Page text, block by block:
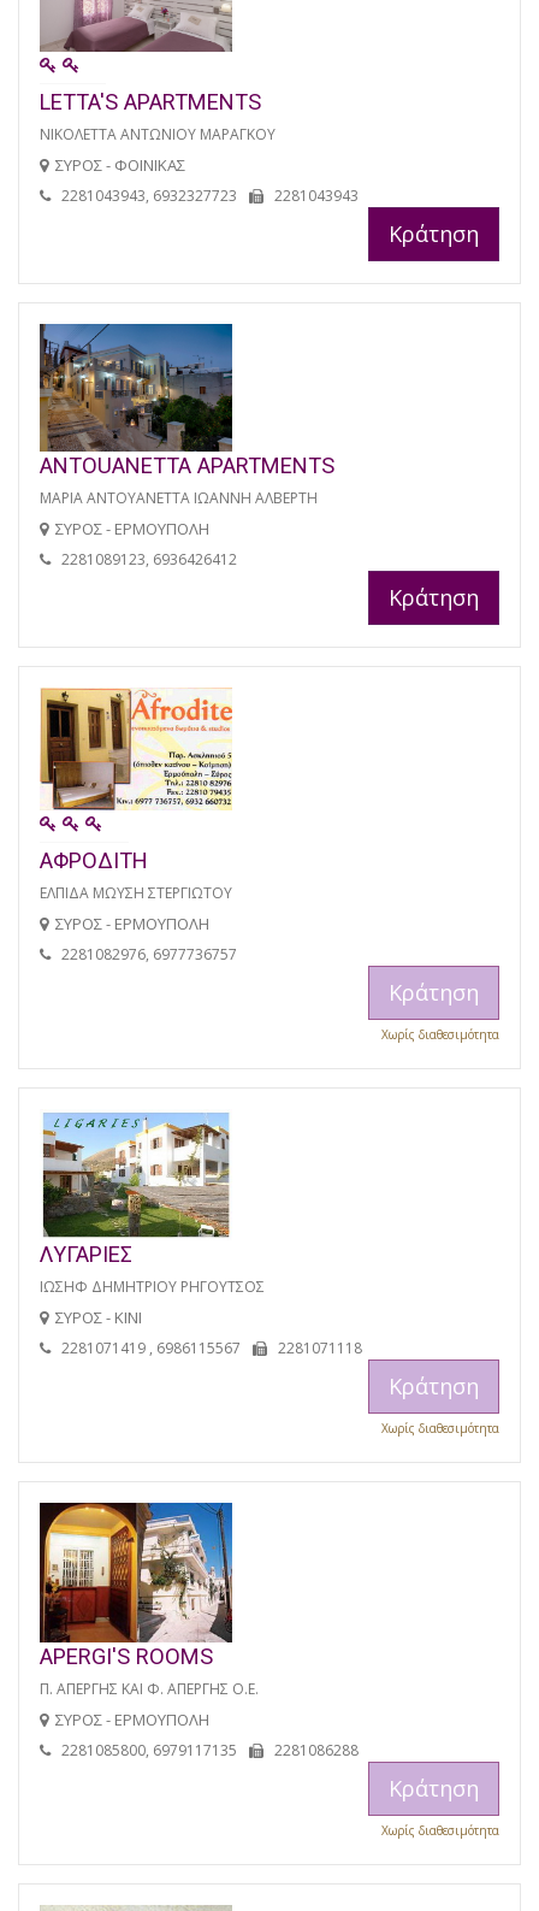
LETTA'S APARTMENTS
ΝΙΚΟΛΕΤΤΑ ΑΝΤΩΝΙΟΥ ΜΑΡΑΓΚΟΥ
ΣΥΡΟΣ - ΦΟΙΝΙΚΑΣ
2281043943, 6932327723 2281043943
Κράτηση
ANTOUANETTA APARTMENTS
ΜΑΡΙΑ ΑΝΤΟΥΑΝΕΤΤΑ ΙΩΑΝΝΗ ΑΛΒΕΡΤΗ
ΣΥΡΟΣ - ΕΡΜΟΥΠΟΛΗ
2281089123, 6936426412
Κράτηση
ΑΦΡΟΔΙΤΗ
ΕΛΠΙΔΑ ΜΩΥΣΗ ΣΤΕΡΓΙΩΤΟΥ
ΣΥΡΟΣ - ΕΡΜΟΥΠΟΛΗ
2281082976, 6977736757
Κράτηση
Χωρίς διαθεσιμότητα
ΛΥΓΑΡΙΕΣ
ΙΩΣΗΦ ΔΗΜΗΤΡΙΟΥ ΡΗΓΟΥΤΣΟΣ
ΣΥΡΟΣ - ΚΙΝΙ
2281071419 , 6986115567 2281071118
Κράτηση
Χωρίς διαθεσιμότητα
APERGI'S ROOMS
Π. ΑΠΕΡΓΗΣ ΚΑΙ Φ. ΑΠΕΡΓΗΣ Ο.Ε.
ΣΥΡΟΣ - ΕΡΜΟΥΠΟΛΗ
2281085800, 6979117135 2281086288
Κράτηση
Χωρίς διαθεσιμότητα